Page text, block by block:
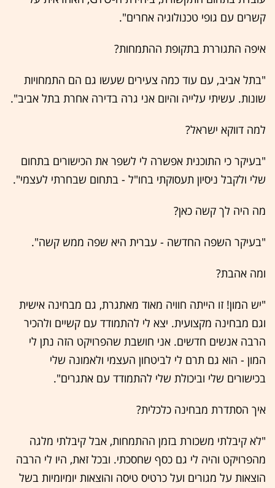
קשרים עם גופי טכנולוגיה אחרים".
איפה התגוררת בתקופת ההתמחות?
"בתל אביב, עם עוד כמה צעירים שעשו גם הם התמחויות
שונות. עשיתי עלייה והיום אני גרה בדירה אחרת בתל אביב".
למה דווקא ישראל?
"בעיקר כי התוכנית אפשרה לי לשפר את הכישורים בתחום
שלי ולקבל ניסיון תעסוקתי בחו"ל - בתחום שבחרתי לעצמי".
מה היה לך קשה כאן?
"בעיקר השפה החדשה - עברית היא שפה ממש קשה".
ומה אהבת?
"יש המון! זו הייתה חוויה מאוד מאתגרת, גם מבחינה אישית
וגם מבחינה מקצועית. יצא לי להתמודד עם קשיים ולהכיר
הרבה אנשים חדשים. אני חושבת שהפרויקט הזה נתן לי
המון - הוא גם תרם לי לביטחון העצמי ולאמונה שלי
בכישורים שלי וביכולת שלי להתמודד עם אתגרים".
איך הסתדרת מבחינה כלכלית?
"לא קיבלתי משכורת בזמן ההתמחות, אבל קיבלתי מלגה
מהפרויקט והיה לי גם כסף שחסכתי. ובכל זאת, היו לי הרבה
הוצאות על מגורים ועל כרטיס טיסה והוצאות יומיומיות בשל